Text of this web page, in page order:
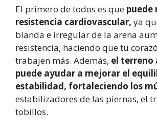
El primero de todos es que puede
resistencia cardiovascular, ya
blanda e irregular de la arena
resistencia, haciendo que tu
trabajen más. Además, el terreno
puede ayudar a mejorar el
estabilidad, fortaleciendo los
estabilizadores de las piernas, el
tobillos.